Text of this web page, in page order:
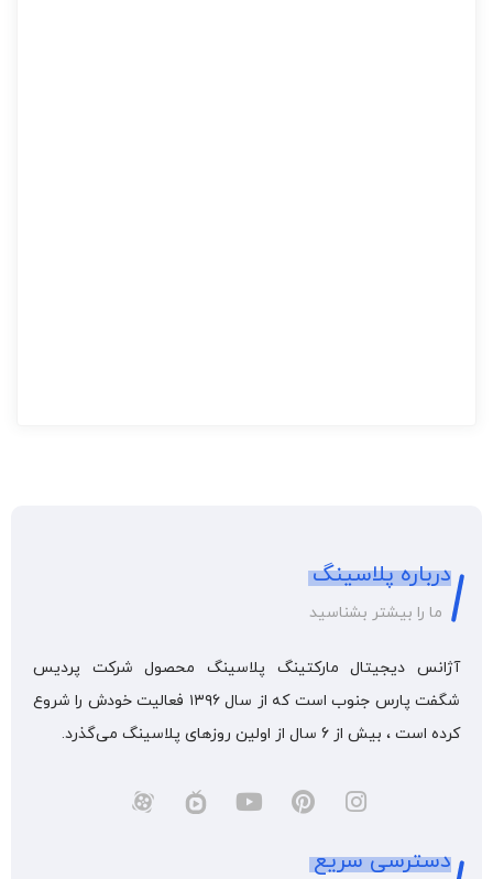
درباره پلاسینگ
ما را بیشتر بشناسید
آژانس دیجیتال مارکتینگ پلاسینگ محصول شرکت پردیس
شگفت پارس جنوب است که از سال ۱۳۹۶ فعالیت خودش را شروع
کرده است ، بیش از 6 سال از اولین روزهای پلاسینگ می‌گذرد.
دسترسی سریع